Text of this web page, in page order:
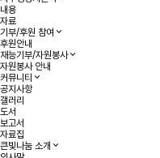
내용
자료
기부/후원 참여
후원안내
재능기부/자원봉사
자원봉사 안내
커뮤니티
공지사항
갤러리
도서
보고서
자료집
큰빛나눔 소개